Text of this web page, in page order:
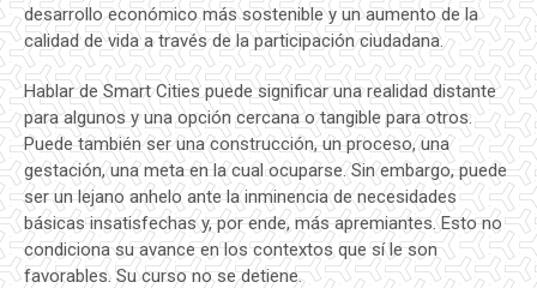
desarrollo económico más sostenible y un aumento de la
calidad de vida a través de la participación ciudadana.
Hablar de Smart Cities puede significar una realidad distante
para algunos y una opción cercana o tangible para otros.
Puede también ser una construcción, un proceso, una
gestación, una meta en la cual ocuparse. Sin embargo, puede
ser un lejano anhelo ante la inminencia de necesidades
básicas insatisfechas y, por ende, más apremiantes. Esto no
condiciona su avance en los contextos que sí le son
favorables. Su curso no se detiene.